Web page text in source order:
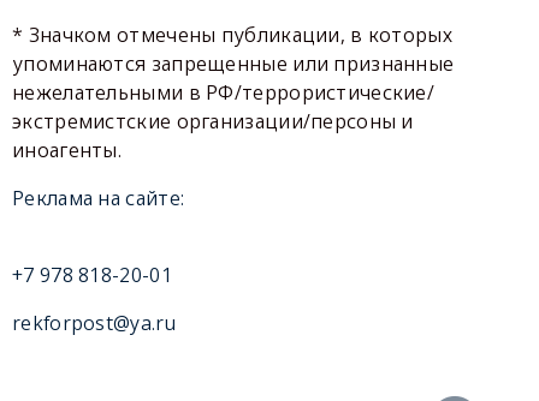
* Значком отмечены публикации, в которых
упоминаются запрещенные или признанные
нежелательными в РФ/террористические/
экстремистские организации/персоны и
иноагенты.
Реклама на сайте:
+7 978 818-20-01
rekforpost@ya.ru